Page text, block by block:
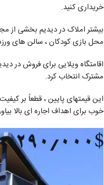
خریداری کنید.
بیشتر املاک در دیدیم بخشی از
محل بازی کودکان ، سالن های
مشترک انتخاب کرد.
این قیمتهای پایین ، قطعاً بر
خوب برای اهداف اجاره ای بالا